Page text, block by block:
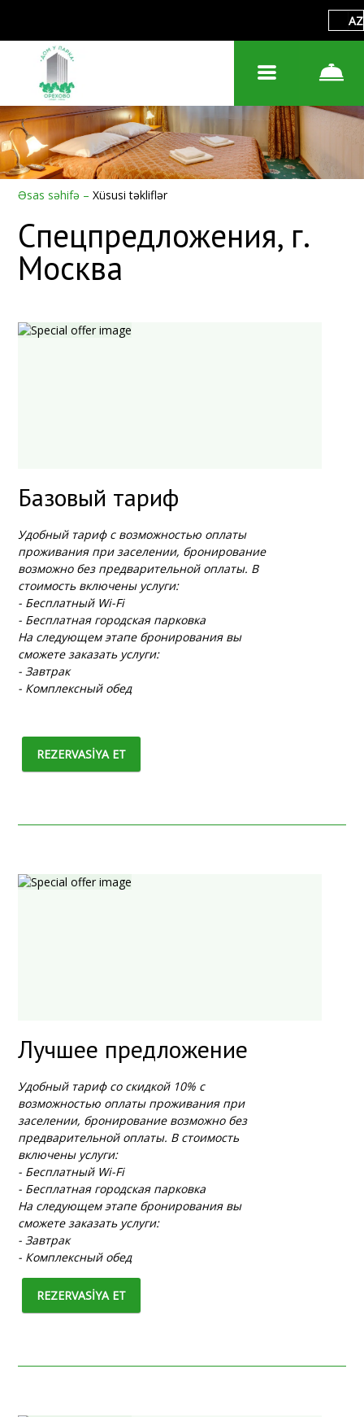
AZ
Əsas səhifə –Xüsusi təkliflər
Спецпредложения, г.
Москва
Базовый тариф
Удобный тариф с возможностью оплаты
проживания при заселении, бронирование
возможно без предварительной оплаты. В
стоимость включены услуги:
- Бесплатный Wi-Fi
- Бесплатная городская парковка
На следующем этапе бронирования вы
сможете заказать услуги:
- Завтрак
- Комплексный обед
REZERVASİYA ET
Лучшее предложение
Удобный тариф со скидкой 10% с
возможностью оплаты проживания при
заселении, бронирование возможно без
предварительной оплаты. В стоимость
включены услуги:
- Бесплатный Wi-Fi
- Бесплатная городская парковка
На следующем этапе бронирования вы
сможете заказать услуги:
- Завтрак
- Комплексный обед
REZERVASİYA ET